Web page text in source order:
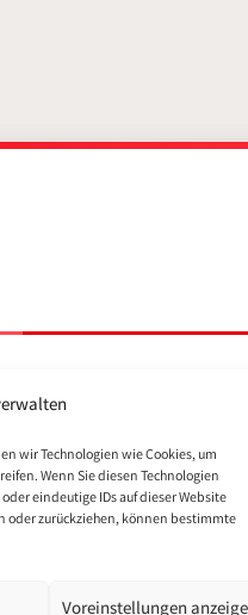
wir Technologien wie Cookies, um
Wenn Sie diesen Technologien
eindeutige IDs auf dieser Website
oder zurückziehen, können bestimmte
Voreinstellungen